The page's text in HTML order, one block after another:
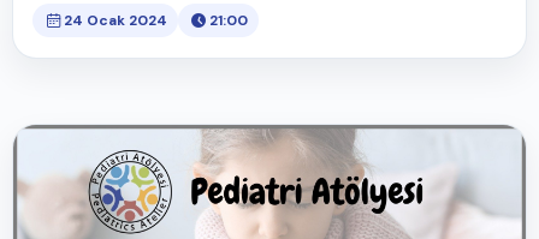
24 Ocak 2024 21:00